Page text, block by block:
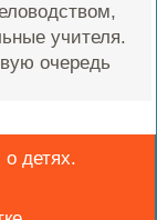
учителя.
очередь
детях.